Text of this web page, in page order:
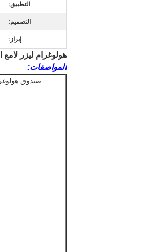
التطبيق:
التصميم:
إبراز:
هولوغرام ليزر لامع 10ml علب القارورة الزجاجية الببتيد الزجاجية حسب الطلب
المواصفات:
صندوق